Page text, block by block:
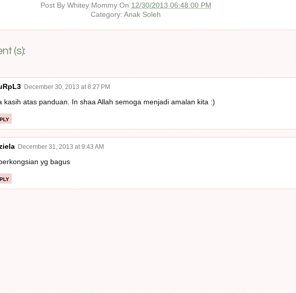
Post By Whitey Mommy On 12/30/2013 06:48:00 PM
Category: Anak Soleh
(s):
December 30, 2013 at 8:27 PM
kasih atas panduan. In shaa Allah semoga menjadi amalan kita :)
December 31, 2013 at 9:43 AM
yg bagus